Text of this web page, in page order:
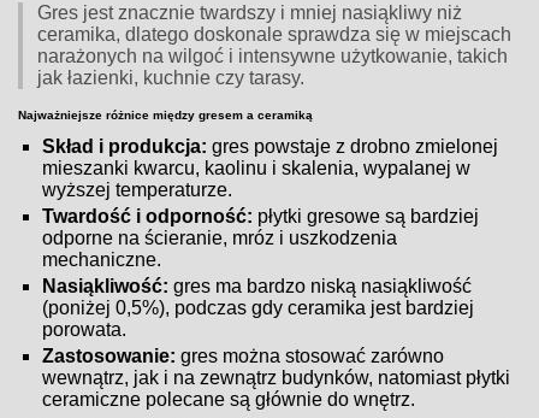
Gres jest znacznie twardszy i mniej nasiąkliwy niż
ceramika, dlatego doskonale sprawdza się w miejscach
narażonych na wilgoć i intensywne użytkowanie, takich
jak łazienki, kuchnie czy tarasy.
Najważniejsze różnice między gresem a ceramiką
Skład i produkcja: gres powstaje z drobno zmielonej
mieszanki kwarcu, kaolinu i skalenia, wypalanej w
wyższej temperaturze.
Twardość i odporność: płytki gresowe są bardziej
odporne na ścieranie, mróz i uszkodzenia
mechaniczne.
Nasiąkliwość: gres ma bardzo niską nasiąkliwość
(poniżej 0,5%), podczas gdy ceramika jest bardziej
porowata.
Zastosowanie: gres można stosować zarówno
wewnątrz, jak i na zewnątrz budynków, natomiast płytki
ceramiczne polecane są głównie do wnętrz.